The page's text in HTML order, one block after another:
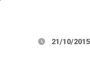
21/10/2015